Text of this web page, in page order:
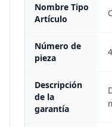
Nombre Tipo
Artículo
Número de
pieza
Descripción
de la
garantía